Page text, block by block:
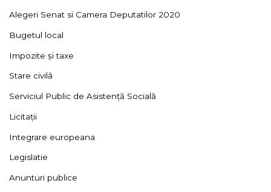
Alegeri Senat si Camera Deputatilor 2020
Bugetul local
Impozite și taxe
Stare civilă
Serviciul Public de Asistență Socială
Licitații
Integrare europeana
Legislatie
Anunturi publice